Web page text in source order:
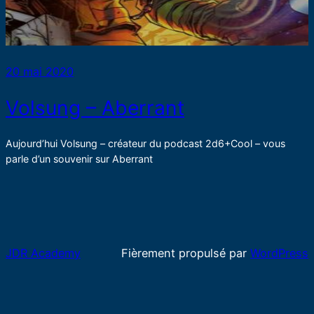
20 mai 2020
Volsung – Aberrant
Aujourd’hui Volsung – créateur du podcast 2d6+Cool – vous
parle d’un souvenir sur Aberrant
JDR Academy Fièrement propulsé par WordPress